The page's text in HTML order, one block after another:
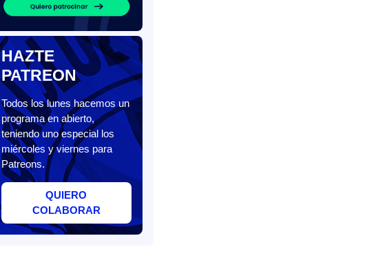
HAZTE
PATREON
Todos los lunes hacemos un
programa en abierto,
teniendo uno especial los
miércoles y viernes para
Patreons.
QUIERO
COLABORAR